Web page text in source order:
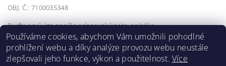
OBJ. Č.: 7100035348
Buďte prvý, kto napíše príspevok k tejto položke.
Pridať komentár
Používáme cookies, abychom Vám umožnili pohodlné
prohlížení webu a díky analýze provozu webu neustále
zlepšovali jeho funkce, výkon a použitelnost. Více